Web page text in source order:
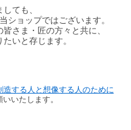
ても、
ショップではございます。
さま・匠の方々と共に、
いと存じます。
造する人と想像する人のために
いいたします。